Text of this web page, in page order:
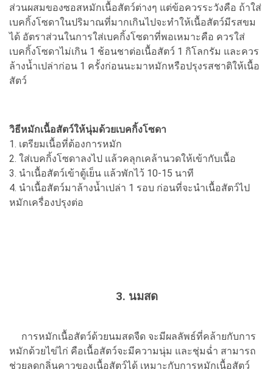
ส่วนผสมของซอสหมักเนื้อสัตว์ต่างๆ แต่ข้อควรระวังคือ ถ้าใส่
เบคกิ้งโซดาในปริมาณที่มากเกินไปจะทำให้เนื้อสัตว์มีรสขม
ได้ อัตราส่วนในการใส่เบคกิ้งโซดาที่พอเหมาะคือ ควรใส่
เบคกิ้งโซดาไม่เกิน 1 ช้อนชาต่อเนื้อสัตว์ 1 กิโลกรัม และควร
ล้างน้ำเปล่าก่อน 1 ครั้งก่อนนะมาหมักหรือปรุงรสชาติให้เนื้อ
สัตว์
วิธีหมักเนื้อสัตว์ให้นุ่มด้วยเบคกิ้งโซดา
1. เตรียมเนื้อที่ต้องการหมัก
2. ใส่เบคกิ้งโซดาลงไป แล้วคลุกเคล้านวดให้เข้ากับเนื้อ
3. นำเนื้อสัตว์เข้าตู้เย็น แล้วพักไว้ 10-15 นาที
4. นำเนื้อสัตว์มาล้างน้ำเปล่า 1 รอบ ก่อนที่จะนําเนื้อสัตว์ไป
หมักเครื่องปรุงต่อ
3. นมสด
การหมักเนื้อสัตว์ด้วยนมสดจืด จะมีผลลัพธ์ที่คล้ายกับการ
หมักด้วยไข่ไก่ คือเนื้อสัตว์จะมีความนุ่ม และชุ่มฉ่ำ สามารถ
ช่วยลดกลิ่นคาวของเนื้อสัตว์ได้ เหมาะกับการหมักเนื้อสัตว์